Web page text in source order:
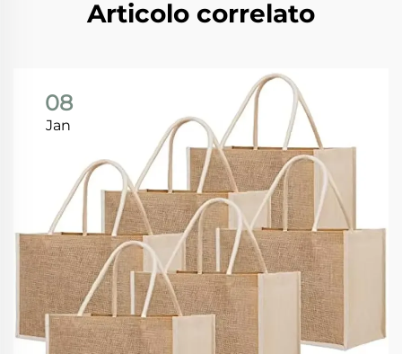
Articolo correlato
08
Jan